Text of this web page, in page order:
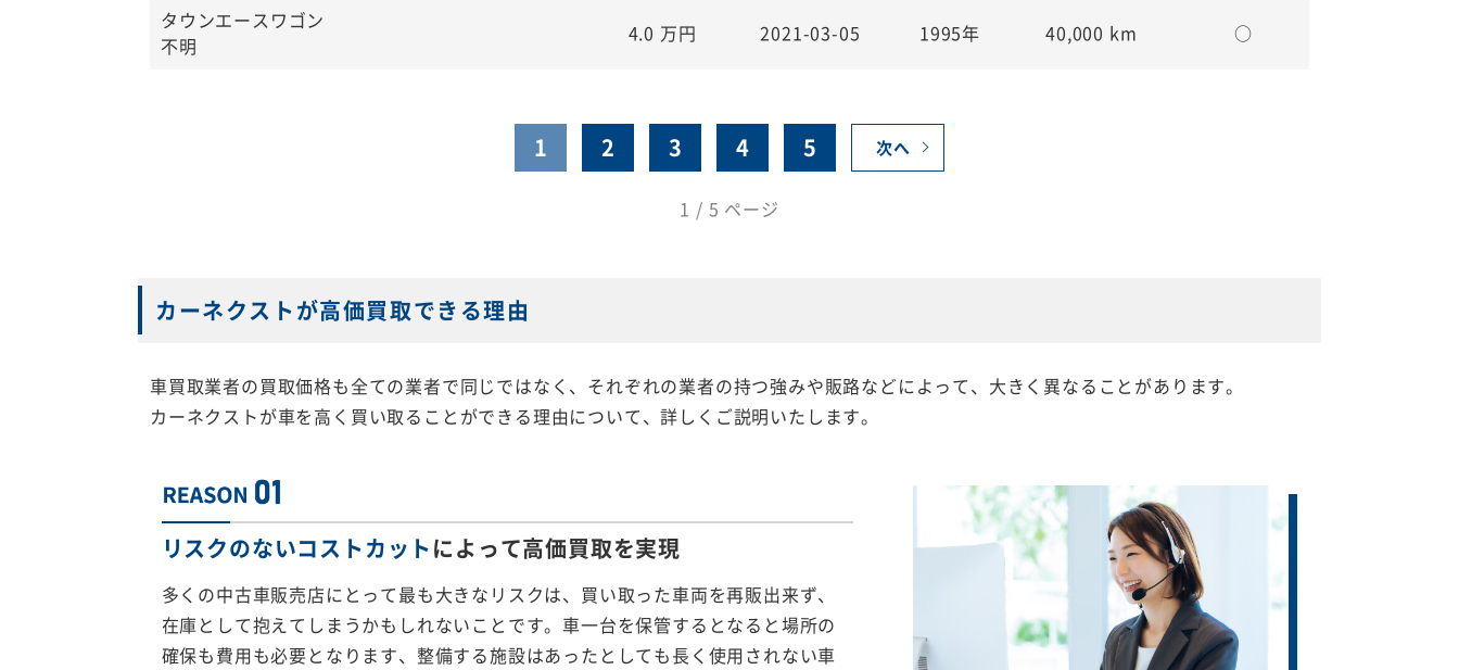
タウンエースワゴン
不明
4.0 万円 2021-03-05 1995年 40,000 km ○
1 2 3 4 5 次へ
1 / 5 ページ
カーネクストが高価買取できる理由
車買取業者の買取価格も全ての業者で同じではなく、それぞれの業者の持つ強みや販路などによって、大きく異なることがあります。
カーネクストが車を高く買い取ることができる理由について、詳しくご説明いたします。
リスクのないコストカットによって高価買取を実現
多くの中古車販売店にとって最も大きなリスクは、買い取った車両を再販出来ず、
在庫として抱えてしまうかもしれないことです。車一台を保管するとなると場所の
確保も費用も必要となります、整備する施設はあったとしても長く使用されない車